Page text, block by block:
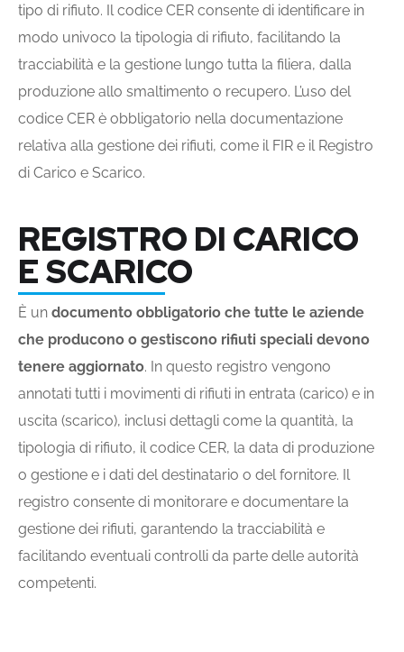
tipo di rifiuto. Il codice CER consente di identificare in
modo univoco la tipologia di rifiuto, facilitando la
tracciabilità e la gestione lungo tutta la filiera, dalla
produzione allo smaltimento o recupero. L’uso del
codice CER è obbligatorio nella documentazione
relativa alla gestione dei rifiuti, come il FIR e il Registro
di Carico e Scarico.
REGISTRO DI CARICO
E SCARICO
È un documento obbligatorio che tutte le aziende
che producono o gestiscono rifiuti speciali devono
tenere aggiornato. In questo registro vengono
annotati tutti i movimenti di rifiuti in entrata (carico) e in
uscita (scarico), inclusi dettagli come la quantità, la
tipologia di rifiuto, il codice CER, la data di produzione
o gestione e i dati del destinatario o del fornitore. Il
registro consente di monitorare e documentare la
gestione dei rifiuti, garantendo la tracciabilità e
facilitando eventuali controlli da parte delle autorità
competenti.